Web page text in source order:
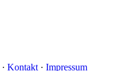
· Kontakt · Impressum